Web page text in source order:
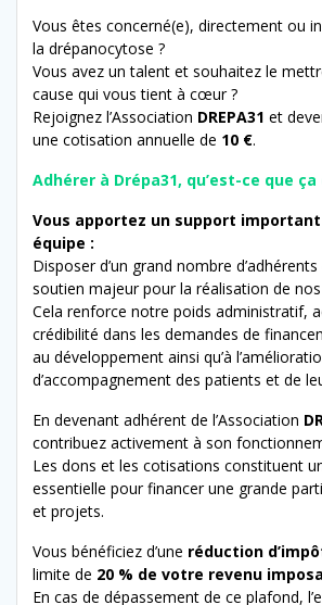
Vous êtes concerné(e), directement ou
la drépanocytose ?
Vous avez un talent et souhaitez le
cause qui vous tient à cœur ?
Rejoignez l’Association DREPA31 et
une cotisation annuelle de 10 €.
Adhérer à Drépa31, qu’est-ce que ça
Vous apportez un support
équipe :
Disposer d’un grand nombre
soutien majeur pour la réalisation de
Cela renforce notre poids administratif,
crédibilité dans les demandes de
au développement ainsi qu’à
d’accompagnement des patients et de
En devenant adhérent de l’Association
contribuez activement à son
Les dons et les cotisations constituent
essentielle pour financer une grande
et projets.
Vous bénéficiez d’une réduction
limite de 20 % de votre revenu
En cas de dépassement de ce plafond,